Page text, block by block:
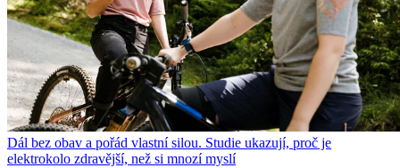
Dál bez obav a pořád vlastní silou. Studie ukazují, proč je
elektrokolo zdravější, než si mnozí myslí